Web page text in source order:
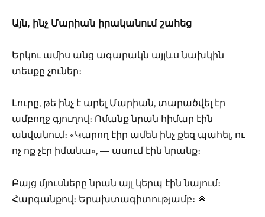
Այն, ինչ Մարիան իրականում շահեց
Երկու ամիս անց ագարակն այլևս նախկին
տեսքը չուներ։
Լուրը, թե ինչ է արել Մարիան, տարածվել էր
ամբողջ գյուղով։ Ոմանք նրան հիմար էին
անվանում։ «Կարող էիր ամեն ինչ քեզ պահել, ու
ոչ ոք չէր իմանա», — ասում էին նրանք։
Բայց մյուսները նրան այլ կերպ էին նայում։
Հարգանքով։ Երախտագիտությամբ։ 🙏